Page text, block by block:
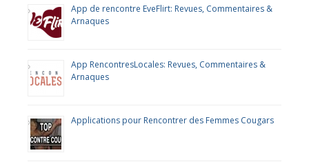
App de rencontre EveFlirt: Revues, Commentaires &
Arnaques
App RencontresLocales: Revues, Commentaires &
Arnaques
Applications pour Rencontrer des Femmes Cougars